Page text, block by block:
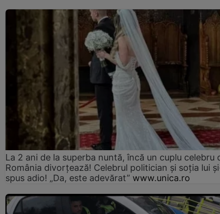
La 2 ani de la superba nuntă, încă un cuplu celebru
România divorțează! Celebrul politician și soția lui
spus adio! „Da, este adevărat” www.unica.ro